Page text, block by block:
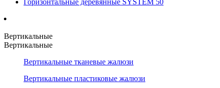
Горизонтальные деревянные SYSTEM 50
Вертикальные
Вертикальные
Вертикальные тканевые жалюзи
Вертикальные пластиковые жалюзи